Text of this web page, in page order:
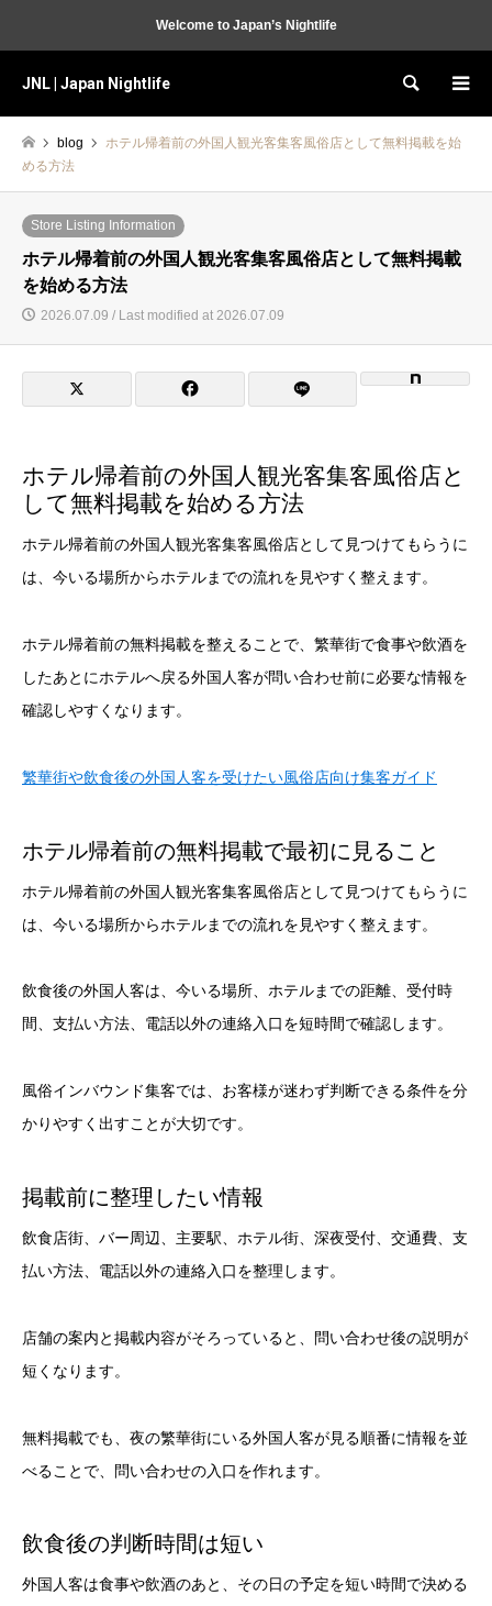
Welcome to Japan’s Nightlife
JNL | Japan Nightlife Search
blog
ホテル帰着前の外国人観光客集客風俗店として無料掲載を始
める方法
Store Listing Information
ホテル帰着前の外国人観光客集客風俗店として無料掲載
を始める方法
2026.07.09 / Last modified at 2026.07.09
ホテル帰着前の外国人観光客集客風俗店と
して無料掲載を始める方法
ホテル帰着前の外国人観光客集客風俗店として見つけてもらうに
は、今いる場所からホテルまでの流れを見やすく整えます。
ホテル帰着前の無料掲載を整えることで、繁華街で食事や飲酒を
したあとにホテルへ戻る外国人客が問い合わせ前に必要な情報を
確認しやすくなります。
繁華街や飲食後の外国人客を受けたい風俗店向け集客ガイド
ホテル帰着前の無料掲載で最初に見ること
ホテル帰着前の外国人観光客集客風俗店として見つけてもらうに
は、今いる場所からホテルまでの流れを見やすく整えます。
飲食後の外国人客は、今いる場所、ホテルまでの距離、受付時
間、支払い方法、電話以外の連絡入口を短時間で確認します。
風俗インバウンド集客では、お客様が迷わず判断できる条件を分
かりやすく出すことが大切です。
掲載前に整理したい情報
飲食店街、バー周辺、主要駅、ホテル街、深夜受付、交通費、支
払い方法、電話以外の連絡入口を整理します。
店舗の案内と掲載内容がそろっていると、問い合わせ後の説明が
短くなります。
無料掲載でも、夜の繁華街にいる外国人客が見る順番に情報を並
べることで、問い合わせの入口を作れます。
飲食後の判断時間は短い
外国人客は食事や飲酒のあと、その日の予定を短い時間で決める